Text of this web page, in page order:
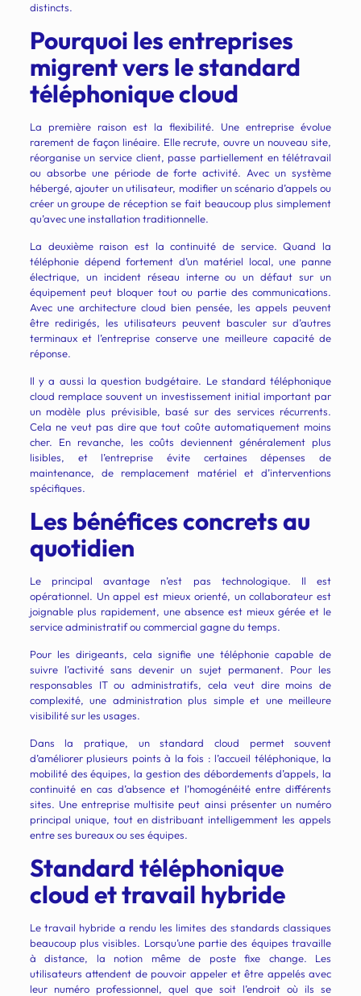
distincts.
Pourquoi les entreprises
migrent vers le standard
téléphonique cloud
La première raison est la flexibilité. Une entreprise évolue
rarement de façon linéaire. Elle recrute, ouvre un nouveau site,
réorganise un service client, passe partiellement en télétravail
ou absorbe une période de forte activité. Avec un système
hébergé, ajouter un utilisateur, modifier un scénario d’appels ou
créer un groupe de réception se fait beaucoup plus simplement
qu’avec une installation traditionnelle.
La deuxième raison est la continuité de service. Quand la
téléphonie dépend fortement d’un matériel local, une panne
électrique, un incident réseau interne ou un défaut sur un
équipement peut bloquer tout ou partie des communications.
Avec une architecture cloud bien pensée, les appels peuvent
être redirigés, les utilisateurs peuvent basculer sur d’autres
terminaux et l’entreprise conserve une meilleure capacité de
réponse.
Il y a aussi la question budgétaire. Le standard téléphonique
cloud remplace souvent un investissement initial important par
un modèle plus prévisible, basé sur des services récurrents.
Cela ne veut pas dire que tout coûte automatiquement moins
cher. En revanche, les coûts deviennent généralement plus
lisibles, et l’entreprise évite certaines dépenses de
maintenance, de remplacement matériel et d’interventions
spécifiques.
Les bénéfices concrets au
quotidien
Le principal avantage n’est pas technologique. Il est
opérationnel. Un appel est mieux orienté, un collaborateur est
joignable plus rapidement, une absence est mieux gérée et le
service administratif ou commercial gagne du temps.
Pour les dirigeants, cela signifie une téléphonie capable de
suivre l’activité sans devenir un sujet permanent. Pour les
responsables IT ou administratifs, cela veut dire moins de
complexité, une administration plus simple et une meilleure
visibilité sur les usages.
Dans la pratique, un standard cloud permet souvent
d’améliorer plusieurs points à la fois : l’accueil téléphonique, la
mobilité des équipes, la gestion des débordements d’appels, la
continuité en cas d’absence et l’homogénéité entre différents
sites. Une entreprise multisite peut ainsi présenter un numéro
principal unique, tout en distribuant intelligemment les appels
entre ses bureaux ou ses équipes.
Standard téléphonique
cloud et travail hybride
Le travail hybride a rendu les limites des standards classiques
beaucoup plus visibles. Lorsqu’une partie des équipes travaille
à distance, la notion même de poste fixe change. Les
utilisateurs attendent de pouvoir appeler et être appelés avec
leur numéro professionnel, quel que soit l’endroit où ils se